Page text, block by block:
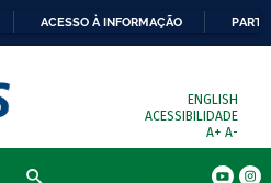
ACESSO À INFORMAÇÃO
ENGLISH
ACESSIBILIDADE
A+ A-